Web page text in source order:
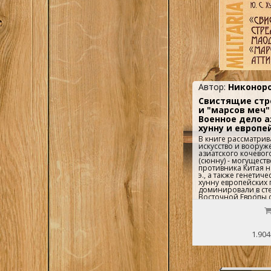
Автор:
Свистящие
и "марсов
Военное дело
хунну и
В книге
искусство и
азиатского
(сюнну) -
противника Китая
э., а также
хунну европейских
доминировали в
Восточной Европы
использовании
иллюстраций
графических
хуннских и гуннских
АВТОРОВ Часть I.